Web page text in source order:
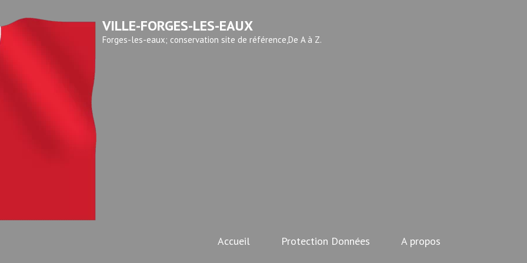
VILLE-FORGES-LES-EAUX
Forges-les-eaux; conservation site de référence,De A à Z.
Accueil Protection Données A propos